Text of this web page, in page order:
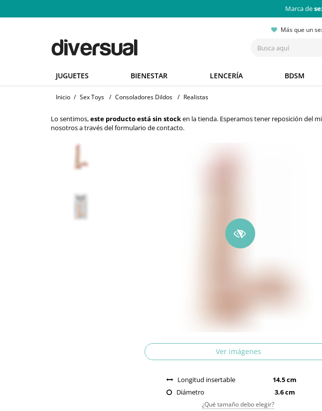
Marca de
Más que un
JUGUETES BIENESTAR LENCERÍA BDSM
Inicio / Sex Toys / Consoladores Dildos / Realistas
Lo sentimos,este producto está sin stocken la tienda. Esperamos tener reposición del
nosotros a través delformulario de contacto.
Ver imágenes
Longitud insertable
14.5 cm
Diámetro
3.6 cm
¿Qué tamaño debo elegir?